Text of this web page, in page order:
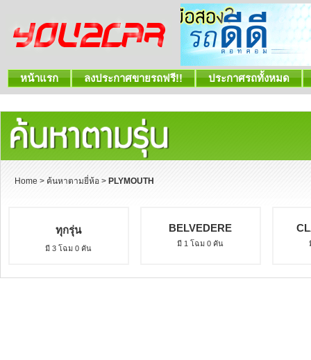
หน้าแรก ลงประกาศขายรถฟรี!! ประกาศรถทั้งหมด
Home > ค้นหาตามยี่ห้อ > PLYMOUTH
ทุกรุ่น
มี 3 โฉม 0 คัน
BELVEDERE
มี 1 โฉม 0 คัน